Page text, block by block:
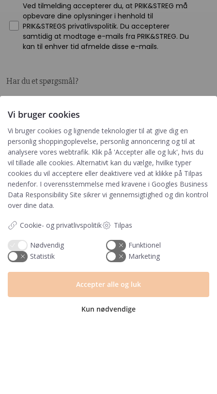
Har du et spørgsmål?
Du kan kontakte vores kundeservice på:
+45 60 15 72 04
Telefon & mail besvares I tidsrummet:
Mandag – Fredag: 10.00 – 15.00
kundeservice@prikogstreg.dk
Information
Handelsbetingelser og FAQ
Persondatapolitik
Om os
Blog
Returlabel
Kategorier
Ved tilmelding accepterer du, at PRIK&STREG må
opbevare dine oplysninger i henhold til
PRIK&STREGS privatlivspolitik. Du accepterer
samtidig at modtage e-mails fra PRIK&STREG. Du
kan til enhver tid afmelde disse e-mails.
Vi bruger cookies
Vi bruger cookies og lignende teknologier til at give dig en
personlig shoppingoplevelse, personlig annoncering og til at
analysere vores webtrafik. Klik på 'Accepter alle og luk', hvis du
vil tillade alle cookies. Alternativt kan du vælge, hvilke typer
cookies du vil acceptere eller deaktivere ved at klikke på Tilpas
nedenfor. I overensstemmelse med kravene i Googles Business
Data Responsibility Site sikrer vi gennemsigtighed og din kontrol
over dine data.
Cookie- og privatlivspolitik Tilpas
Nødvendig
Funktionel
Statistik
Marketing
Kun nødvendige
Accepter alle og luk